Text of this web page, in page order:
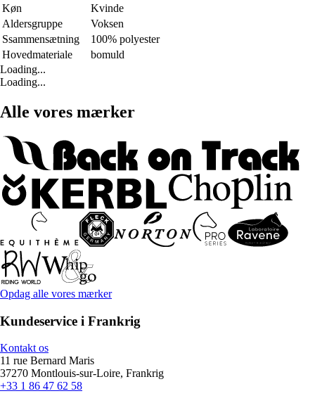
Køn
Kvinde
Aldersgruppe
Voksen
Ssammensætning
100% polyester
Hovedmateriale
bomuld
Loading...
Loading...
Alle vores mærker
Opdag alle vores mærker
Kundeservice i Frankrig
Kontakt os
11 rue Bernard Maris
37270 Montlouis-sur-Loire, Frankrig
+33 1 86 47 62 58